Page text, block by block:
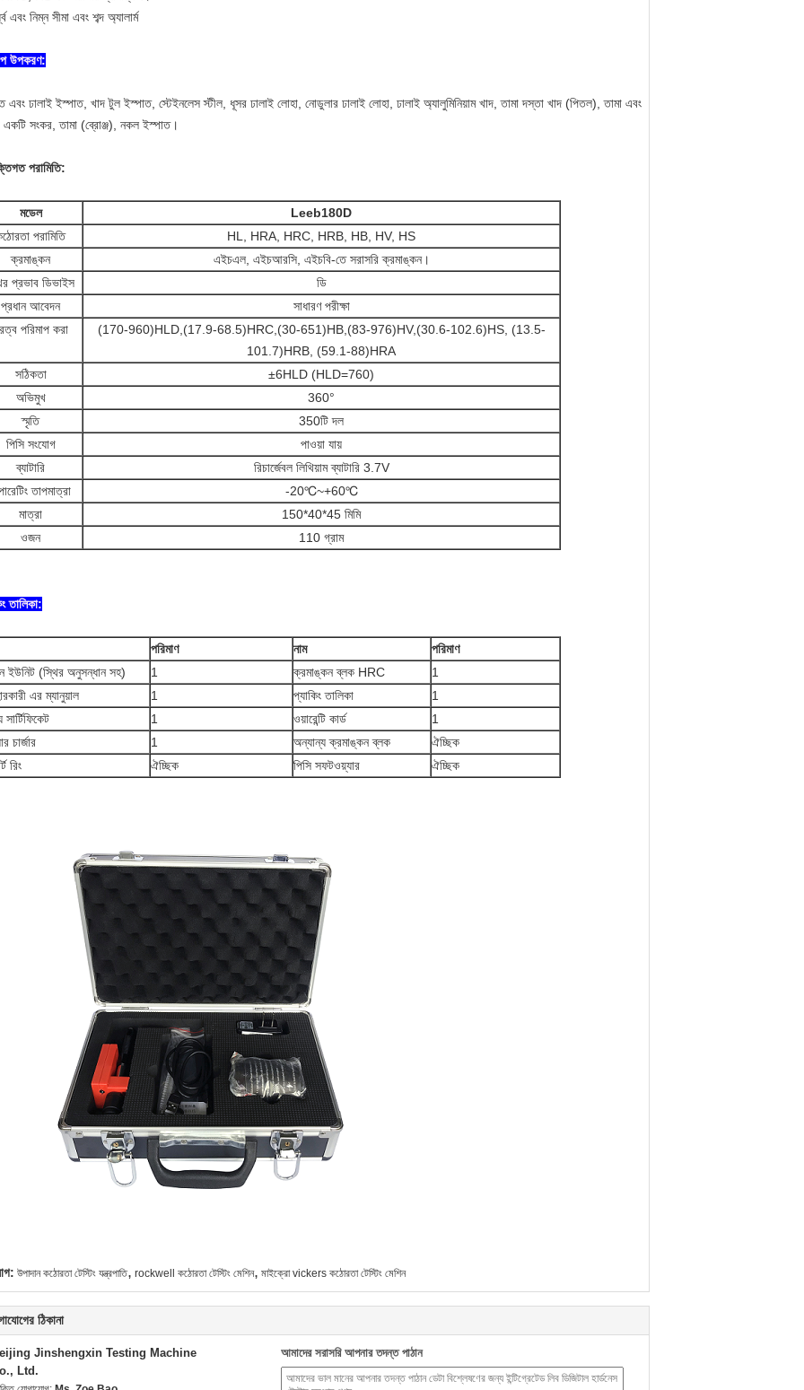
এবং নিম্ন সীমা এবং শব্দ অ্যালার্ম
উপকরণ:
এবং ঢালাই ইস্পাত, খাদ টুল ইস্পাত, স্টেইনলেস স্টীল, ধূসর ঢালাই লোহা, নোডুলার ঢালাই লোহা, ঢালাই অ্যালুমিনিয়াম খাদ, তামা দস্তা খাদ (পিতল), তামা এবং
একটি সংকর, তামা (ব্রোঞ্জ), নকল ইস্পাত।
পরামিতি:
মডেল
Leeb180D
পরামিতি
HL, HRA, HRC, HRB, HB, HV, HS
ক্রমাঙ্কন
এইচএল, এইচআরসি, এইচবি-তে সরাসরি ক্রমাঙ্কন।
প্রভাব ডিভাইস
ডি
প্রধান আবেদন
সাধারণ পরীক্ষা
পরিমাপ করা
(170-960)HLD,(17.9-68.5)HRC,(30-651)HB,(83-976)HV,(30.6-102.6)HS, (13.5-
101.7)HRB, (59.1-88)HRA
সঠিকতা
±6HLD (HLD=760)
অভিমুখ
360°
স্মৃতি
350টি দল
পিসি সংযোগ
পাওয়া যায়
ব্যাটারি
রিচার্জেবল লিথিয়াম ব্যাটারি 3.7V
তাপমাত্রা
-20℃~+60℃
মাত্রা
150*40*45 মিমি
ওজন
110 গ্রাম
তালিকা:
পরিমাণ নাম
পরিমাণ
ইউনিট (স্থির অনুসন্ধান সহ)
1 ক্রমাঙ্কন ব্লক HRC
1
এর ম্যানুয়াল
1 প্যাকিং তালিকা
1
1 ওয়ারেন্টি কার্ড
1
চার্জার
1 অন্যান্য ক্রমাঙ্কন ব্লক
ঐচ্ছিক
রিং
ঐচ্ছিক পিসি সফটওয়্যার ঐচ্ছিক
উপাদান কঠোরতা টেস্টিং যন্ত্রপাতি, rockwell কঠোরতা টেস্টিং মেশিন, মাইক্রো vickers কঠোরতা টেস্টিং মেশিন
ঠিকানা
Jinshengxin Testing Machine
Ltd.
আমাদের সরাসরি আপনার তদন্ত পাঠান